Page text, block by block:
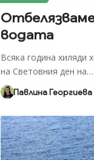
водата
Всяка година хиляди
на Световния ден на…
Павлина Георгиева